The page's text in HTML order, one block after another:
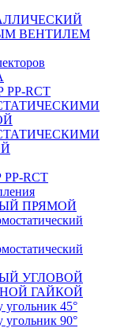
ВЕНТИЛЕМ
RCT
RCT
ПРЯМОЙ
УГЛОВОЙ
ГАЙКОЙ
угольник 45°
угольник 90°